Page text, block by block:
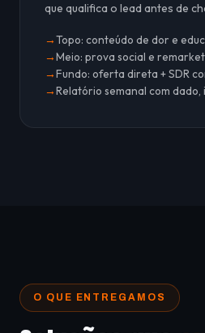
que qualifica o lead antes de
Topo: conteúdo de dor e
Meio: prova social e
Fundo: oferta direta + SDR
Relatório semanal com
O QUE ENTREGAMOS